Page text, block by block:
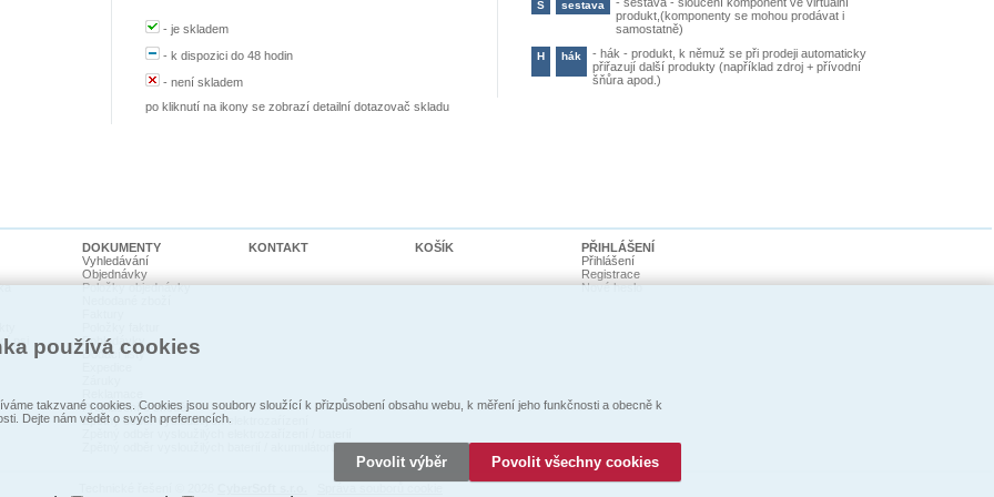
-je skladem
- k dispozici do 48 hodin
-není skladem
po kliknutí na ikony se zobrazí detailní dotazovač skladu
S sestava
produkt,(komponenty se mohou prodávat i
samostatně)
H hák - hák - produkt, k němuž se při prodeji automaticky
přiřazují další produkty (například zdroj + přívodní
šňůra apod.)
psi
DOKUMENTY
Vyhledávání
Objednávky
Položky objednávky
Pohledávky
Dodací listy
Prohlášení o shodě
Zpětný odběr vysloužilých elektrozaŕízení
Zpětný odběr vysloužilých baterií / akumulátorů
KONTAKT KOŠÍK
PŘIHLÁŠENÍ
Přihlášení
Registrace
Nové heslo
používá cookies
takzvané cookies. Cookies jsou soubory sloužící k přizpůsobení obsahu webu, k měření jeho funkčnosti a obecně k
Dejte nám vědět o svých preferencích.
Povolit výběr Povolit všechny cookies